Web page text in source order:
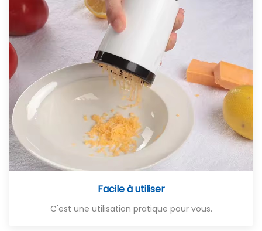
Facile à utiliser
C'est une utilisation pratique pour vous.